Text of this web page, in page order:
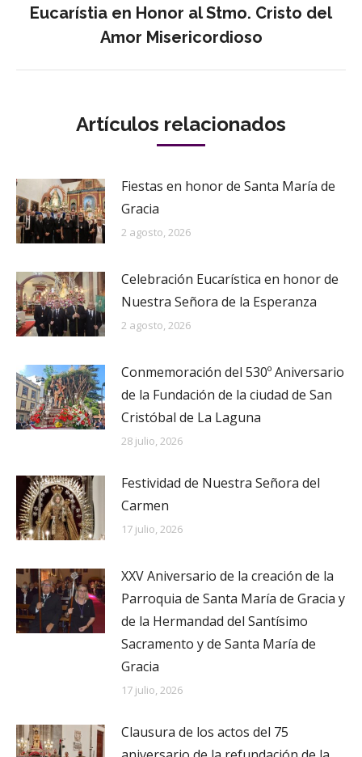
Publicación
siguiente:
Eucarístia en Honor al Stmo. Cristo del
Amor Misericordioso
Artículos relacionados
Fiestas en honor de Santa María de
Gracia
2 agosto, 2026
Celebración Eucarística en honor de
Nuestra Señora de la Esperanza
2 agosto, 2026
Conmemoración del 530º Aniversario
de la Fundación de la ciudad de San
Cristóbal de La Laguna
28 julio, 2026
Festividad de Nuestra Señora del
Carmen
17 julio, 2026
XXV Aniversario de la creación de la
Parroquia de Santa María de Gracia y
de la Hermandad del Santísimo
Sacramento y de Santa María de
Gracia
17 julio, 2026
Clausura de los actos del 75